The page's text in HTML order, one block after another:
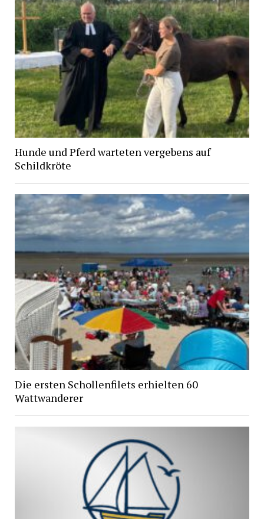
Hunde und Pferd warteten vergebens auf
Schildkröte
Die ersten Schollenfilets erhielten 60
Wattwanderer